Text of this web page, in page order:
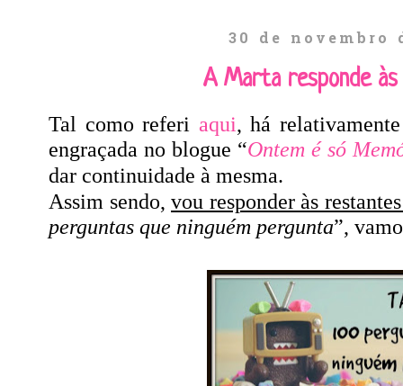
30 de novembro
A Marta responde às
Tal como referi aqui, há
engraçada no blogue “Ontem é só
dar continuidade à mesma.
Assim sendo, vou responder às
perguntas que ninguém pergunta”,